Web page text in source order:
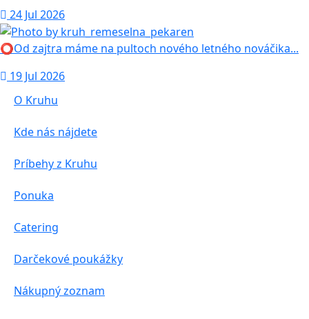
24 Jul 2026
⭕️Od zajtra máme na pultoch nového letného nováčika...
19 Jul 2026
O Kruhu
Kde nás nájdete
Príbehy z Kruhu
Ponuka
Catering
Darčekové poukážky
Nákupný zoznam